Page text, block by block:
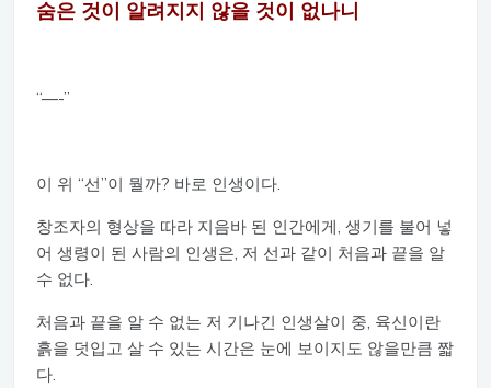
숨은 것이 알려지지 않을 것이 없나니
“—-”
이 위 “선”이 뭘까? 바로 인생이다.
창조자의 형상을 따라 지음바 된 인간에게, 생기를 불어 넣
어 생령이 된 사람의 인생은, 저 선과 같이 처음과 끝을 알
수 없다.
처음과 끝을 알 수 없는 저 기나긴 인생살이 중, 육신이란
흙을 덧입고 살 수 있는 시간은 눈에 보이지도 않을만큼 짧
다.